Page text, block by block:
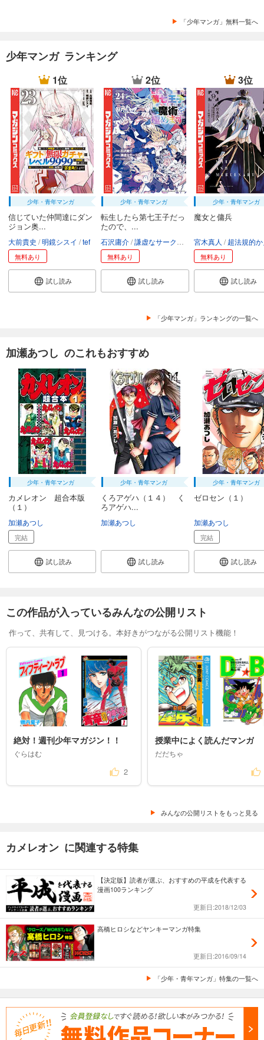
完結
試し読み
カメレオン（４３）
594円 (税込)
完結
カート
試し読み
あらすじを表示する
カメレオン（４４）
594円 (税込)
カート
試し読み
あらすじを表示する
カメレオン（４５）
594円 (税込)
カメレオン（４６）
594円 (税込)
完結
カート
試し読み
あらすじを表示する
カメレオン（４７）
594円 (税込)
完結
カート
試し読み
あらすじを表示する
「少年マンガ」無料一覧へ
少年マンガ ランキング
1位
少年・青年マンガ
信じていた仲間達にダン
ジョン奥...
大前貴史 明鏡シスイ tef
無料あり
試し読み
2位
少年・青年マンガ
転生したら第七王子だっ
たので、...
石沢庸介 謙虚なサークル メル。
無料あり
試し読み
3位
少年・青年マンガ
魔女と傭兵
宮木真人 超法規的か
無料あり
試し読み
「少年マンガ」ランキングの一覧へ
加瀬あつし のこれもおすすめ
少年・青年マンガ
カメレオン 超合本版
（１）
加瀬あつし
完結
試し読み
少年・青年マンガ
くろアゲハ（１４） く
ろアゲハ...
加瀬あつし
試し読み
少年・青年マンガ
ゼロセン（１）
加瀬あつし
完結
試し読み
この作品が入っているみんなの公開リスト
作って、共有して、見つける。本好きがつながる公開リスト機能！
絶対！週刊少年マガジン！！
ぐらはむ
2
授業中によく読んだマンガ
だだちゃ
みんなの公開リストをもっと見る
カメレオン に関連する特集
【決定版】読者が選ぶ、おすすめの平成を代表する
漫画100ランキング
更新日:2018/12/03
高橋ヒロシなどヤンキーマンガ特集
更新日:2016/09/14
「少年・青年マンガ」特集の一覧へ